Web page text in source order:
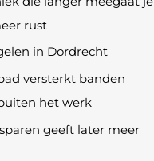
rust
in Dordrecht
versterkt banden
het werk
geeft later meer